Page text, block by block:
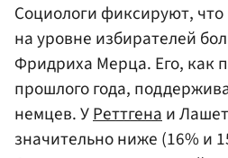
Социологи фиксируют,
на уровне избирателей
Фридриха Мерца. Его, как
прошлого года,
немцев. УРеттгенаи
значительно ниже (16% и